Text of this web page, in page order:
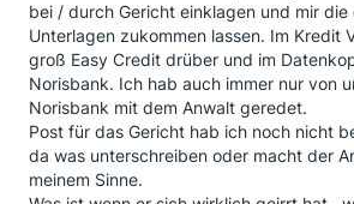
bei / durch Gericht einklagen und mir
Unterlagen zukommen lassen. Im Kredit
groß Easy Credit drüber und im
Norisbank. Ich hab auch immer nur von
Norisbank mit dem Anwalt geredet.
Post für das Gericht hab ich noch nicht
da was unterschreiben oder macht der
meinem Sinne.